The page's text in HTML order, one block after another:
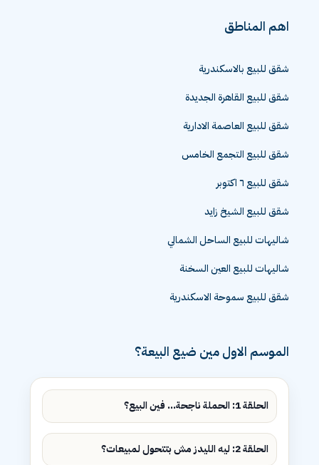
اهم المناطق
شقق للبيع بالاسكندرية
شقق للبيع القاهرة الجديدة
شقق للبيع العاصمة الادارية
شقق للبيع التجمع الخامس
شقق للبيع ٦ اكتوبر
شقق للبيع الشيخ زايد
شاليهات للبيع الساحل الشمالي
شاليهات للبيع العين السخنة
شقق للبيع سموحة الاسكندرية
الموسم الاول مين ضيع البيعة؟
الحلقة 1: الحملة ناجحة... فين البيع؟
الحلقة 2: ليه الليدز مش بتتحول لمبيعات؟